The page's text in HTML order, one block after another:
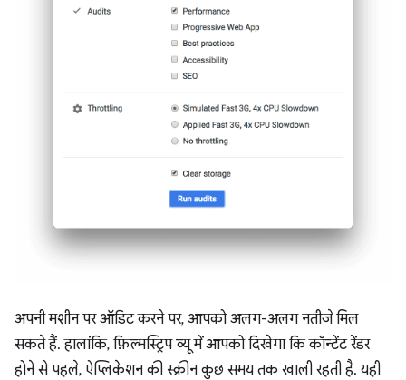
अपनी मशीन पर ऑडिट करने पर, आपको अलग-अलग नतीजे मिल
सकते हैं. हालांकि, फ़िल्मस्ट्रिप व्यू में आपको दिखेगा कि कॉन्टेंट रेंडर
होने से पहले, ऐप्लिकेशन की स्क्रीन कुछ समय तक खाली रहती है. यही